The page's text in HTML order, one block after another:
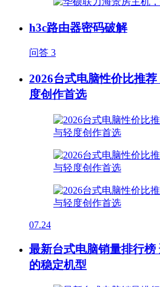
h3c路由器密码破解
问答 3
2026台式电脑性价比推
度创作首选
07.24
最新台式电脑销量排行
的稳定机型